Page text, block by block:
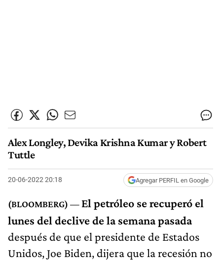
Alex Longley, Devika Krishna Kumar y Robert
Tuttle
20-06-2022 20:18 Agregar PERFIL en Google
El petróleo se recuperó el
lunes del declive de la semana pasada
después de que el presidente de Estados
Unidos, Joe Biden, dijera que la recesión no